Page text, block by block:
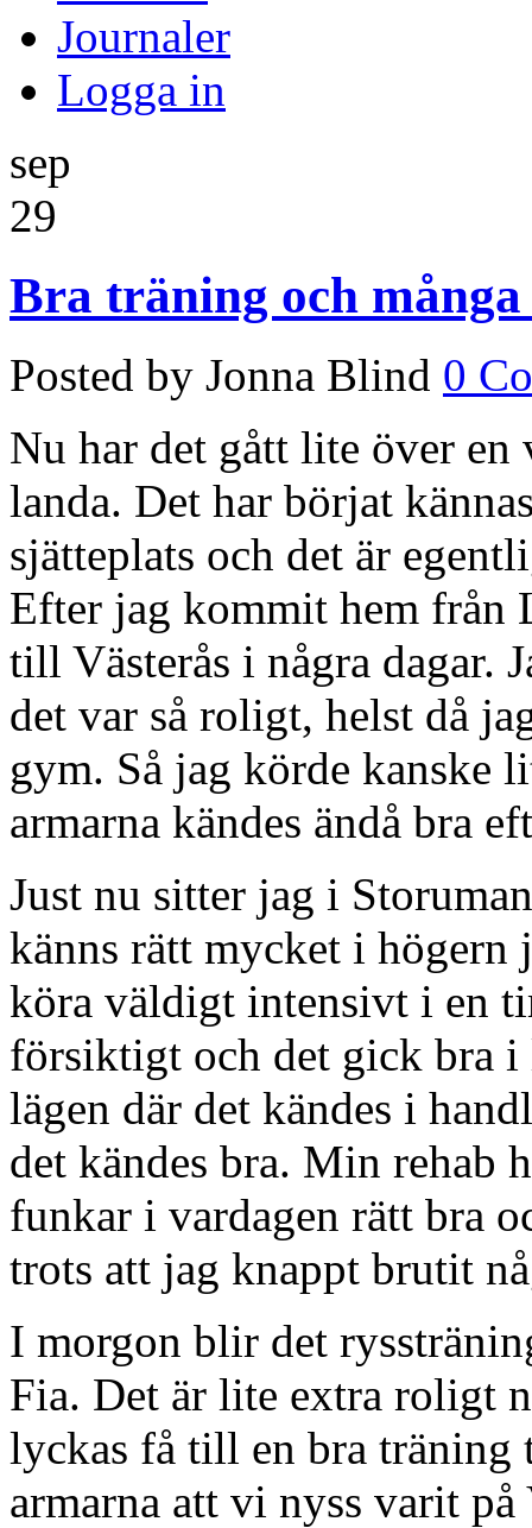
Journaler
Logga in
sep
29
Bra träning och många
Posted by Jonna Blind 0
Nu har det gått lite över
landa. Det har börjat
sjätteplats och det är
Efter jag kommit hem från
till Västerås i några dagar.
det var så roligt, helst då
gym. Så jag körde kanske
armarna kändes ändå bra
Just nu sitter jag i
känns rätt mycket i högern
köra väldigt intensivt i en
försiktigt och det gick bra i
lägen där det kändes i
det kändes bra. Min rehab
funkar i vardagen rätt bra
trots att jag knappt brutit
I morgon blir det
Fia. Det är lite extra roligt
lyckas få till en bra träning
armarna att vi nyss varit